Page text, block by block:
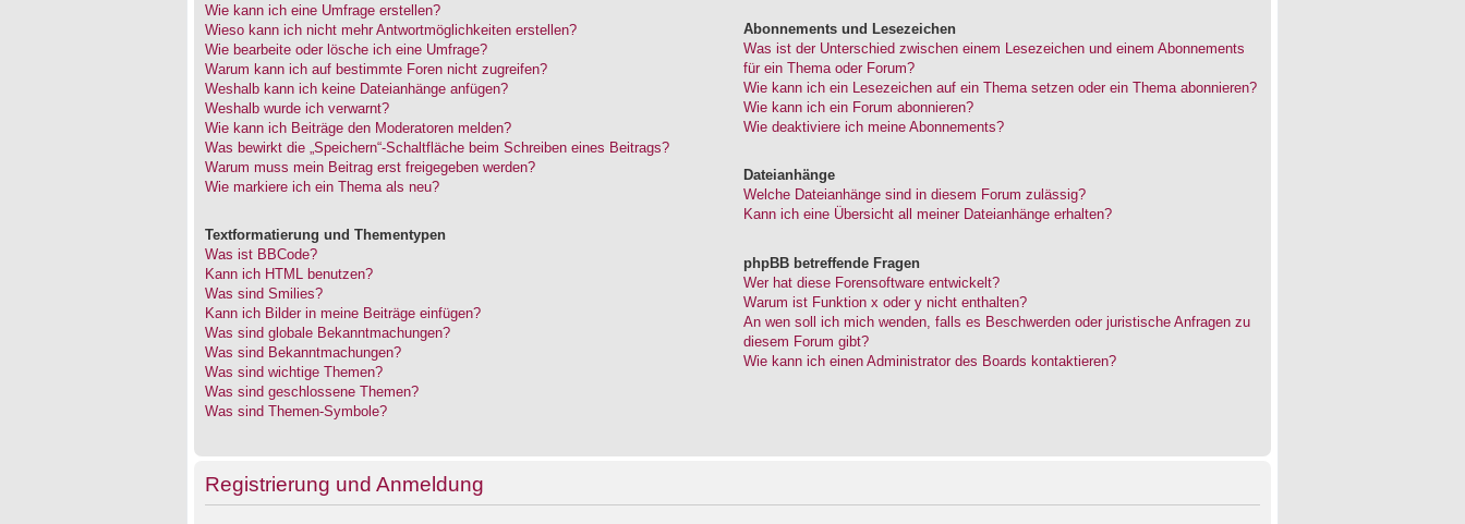
Wie kann ich eine Umfrage erstellen?
Wieso kann ich nicht mehr Antwortmöglichkeiten erstellen?
Wie bearbeite oder lösche ich eine Umfrage?
Warum kann ich auf bestimmte Foren nicht zugreifen?
Weshalb kann ich keine Dateianhänge anfügen?
Weshalb wurde ich verwarnt?
Wie kann ich Beiträge den Moderatoren melden?
Was bewirkt die „Speichern“-Schaltfläche beim Schreiben eines Beitrags?
Warum muss mein Beitrag erst freigegeben werden?
Wie markiere ich ein Thema als neu?
Textformatierung und Thementypen
Was ist BBCode?
Kann ich HTML benutzen?
Was sind Smilies?
Kann ich Bilder in meine Beiträge einfügen?
Was sind globale Bekanntmachungen?
Was sind Bekanntmachungen?
Was sind wichtige Themen?
Was sind geschlossene Themen?
Was sind Themen-Symbole?
Abonnements und Lesezeichen
Was ist der Unterschied zwischen einem Lesezeichen und einem Abonnements
für ein Thema oder Forum?
Wie kann ich ein Lesezeichen auf ein Thema setzen oder ein Thema abonnieren?
Wie kann ich ein Forum abonnieren?
Wie deaktiviere ich meine Abonnements?
Dateianhänge
Welche Dateianhänge sind in diesem Forum zulässig?
Kann ich eine Übersicht all meiner Dateianhänge erhalten?
phpBB betreffende Fragen
Wer hat diese Forensoftware entwickelt?
Warum ist Funktion x oder y nicht enthalten?
An wen soll ich mich wenden, falls es Beschwerden oder juristische Anfragen zu
diesem Forum gibt?
Wie kann ich einen Administrator des Boards kontaktieren?
Registrierung und Anmeldung